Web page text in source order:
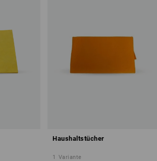
Haushaltstücher
1 Variante